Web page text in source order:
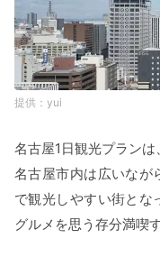
yui
名古屋1日観光プラン
名古屋市内は広いなが
で観光しやすい街とな
グルメを思う存分満喫